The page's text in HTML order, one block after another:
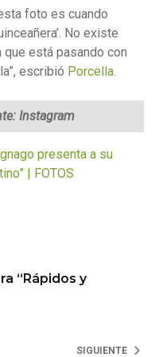
foto es cuando
No existe
está pasando con
escribió Porcella.
Instagram
presenta a su
| FOTOS
“Rápidos y
SIGUIENTE